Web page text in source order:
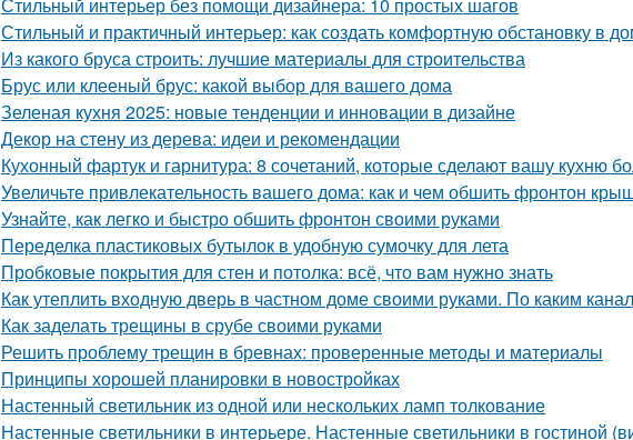
Стильный и практичный интерьер: как создать комфортную обстановку в
Из какого бруса строить: лучшие материалы для строительства
Брус или клееный брус: какой выбор для вашего дома
Зеленая кухня 2025: новые тенденции и инновации в дизайне
Декор на стену из дерева: идеи и рекомендации
Кухонный фартук и гарнитура: 8 сочетаний, которые сделают вашу кухню
Увеличьте привлекательность вашего дома: как и чем обшить фронтон
Узнайте, как легко и быстро обшить фронтон своими руками
Переделка пластиковых бутылок в удобную сумочку для лета
Пробковые покрытия для стен и потолка: всё, что вам нужно знать
Как утеплить входную дверь в частном доме своими руками. По каким
Как заделать трещины в срубе своими руками
Решить проблему трещин в бревнах: проверенные методы и материалы
Принципы хорошей планировки в новостройках
Настенный светильник из одной или нескольких ламп толкование
Настенные светильники в интерьере. Настенные светильники в гостиной